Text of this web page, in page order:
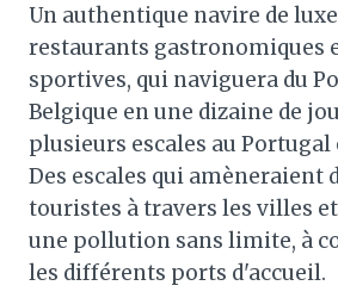
Un authentique navire de
restaurants gastronomiques
sportives, qui naviguera du
Belgique en une dizaine de
plusieurs escales au Portugal
Des escales qui amèneraient
touristes à travers les villes
une pollution sans limite, à
les différents ports d'accueil.